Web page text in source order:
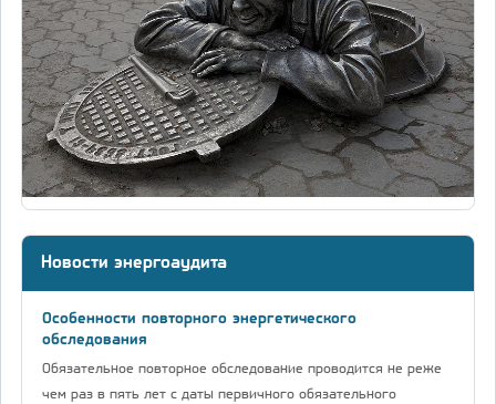
Новости энергоаудита
Особенности повторного энергетического
обследования
Обязательное повторное обследование проводится не реже
чем раз в пять лет с даты первичного обязательного